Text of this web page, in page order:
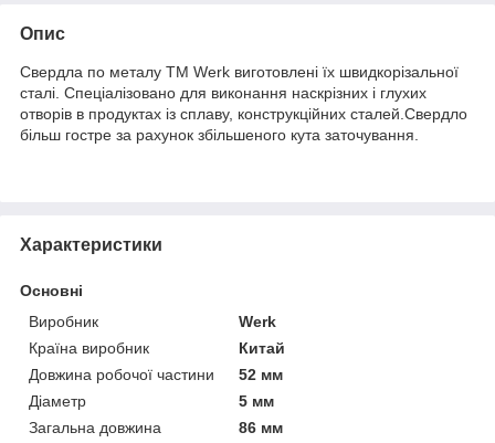
Опис
Свердла по металу ТМ Werk виготовлені їх швидкорізальної
сталі. Спеціалізовано для виконання наскрізних і глухих
отворів в продуктах із сплаву, конструкційних сталей.Свердло
більш гостре за рахунок збільшеного кута заточування.
Характеристики
Основні
Виробник
Werk
Країна виробник
Китай
Довжина робочої частини
52 мм
Діаметр
5 мм
Загальна довжина
86 мм